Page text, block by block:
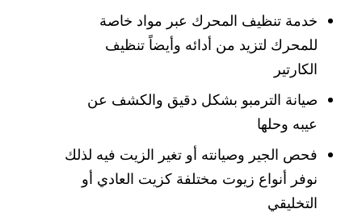
خدمة تنظيف المحرك عبر مواد خاصة
للمحرك لتزيد من أدائه وأيضاً تنظيف
الكارتير
صيانة الترمبو بشكل دقيق والكشف عن
عيبه وحلها
فحص الجير وصيانته أو تغير الزيت فيه لذلك
نوفر أنواع زيوت مختلفة كزيت العادي أو
التخليقي